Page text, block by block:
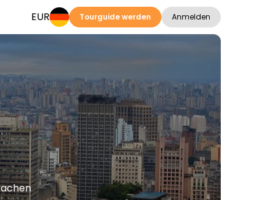
EUR Tourguide werden Anmelden